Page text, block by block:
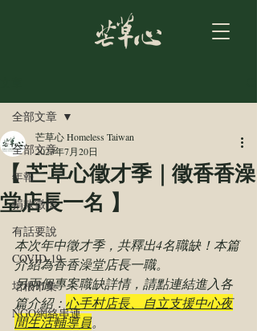
全部文章
年報
捐款徵信
有話要說
COVID-19
培根市集
NGO網絡串連
全部文章
【 芒草心徵才季｜徵香香澡
堂店長一名 】
芒草心 Homeless Taiwan
2023年7月20日
本次年中徵才季，共釋出4名職缺！本篇
介紹為香香澡堂店長一職。
另兩個專案職缺詳情，請點連結進入各
篇介紹： 心手村店長、 自立支援中心夜
間生活輔導員。